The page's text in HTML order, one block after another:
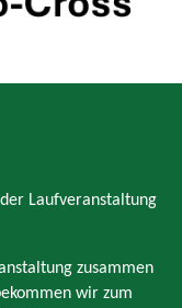
der Laufveranstaltung
zusammen
wir zum